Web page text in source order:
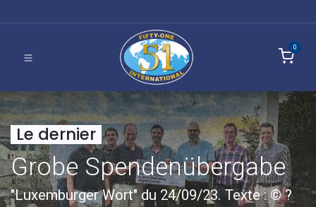
0
Le dernier
Grobe Spendenübergabe
"Luxemburger Wort" du 24/09/23. Texte : © ?